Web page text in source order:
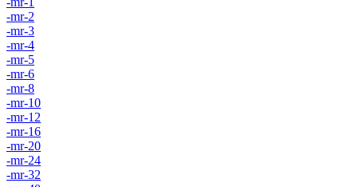
-mr-2
-mr-3
-mr-4
-mr-5
-mr-6
-mr-8
-mr-10
-mr-12
-mr-16
-mr-20
-mr-24
-mr-32